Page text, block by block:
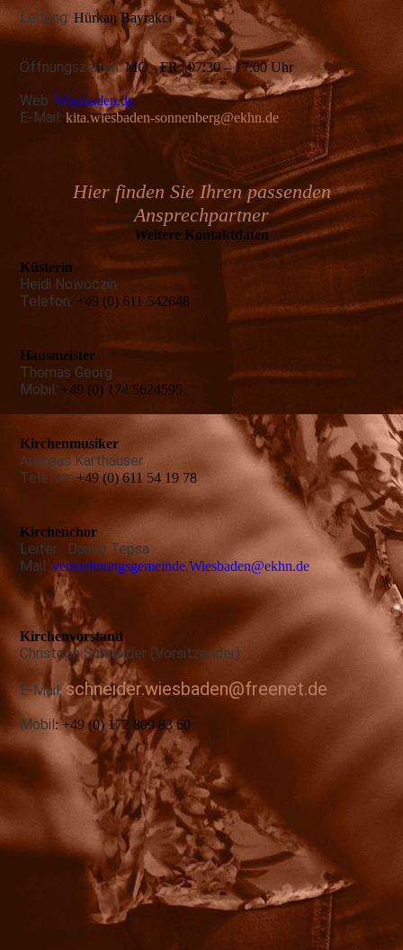
Leitung: Hürkan Bayrakci
Öffnungszeiten:MO - FR | 07:30 – 17:00 Uhr
Web: Wiesbaden.de
E-Mail: kita.wiesbaden-sonnenberg@ekhn.de
Hier finden Sie Ihren passenden
Ansprechpartner
Weitere Kontaktdaten
Küsterin
Heidi Nowoczin
Telefon: +49 (0) 611 542648
Hausmeister
Thomas Georg
Mobil: +49 (0) 174 5624595
Kirchenmusiker
Andreas Karthäuser
Telefon:+49 (0) 611 54 19 78
Kirchenchor
Leiter: Danilo Tepsa
Mail: versoehnungsgemeinde.Wiesbaden@ekhn.de
Kirchenvorstand
Christoph Schneider (Vorsitzender)
E-Mail: schneider.wiesbaden@freenet.de
Mobil: +49 (0) 172 809 83 60